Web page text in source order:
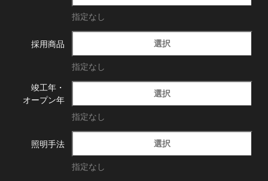
指定なし
採用商品 選択
指定なし
竣工年・
オープン年
選択
指定なし
照明手法 選択
指定なし